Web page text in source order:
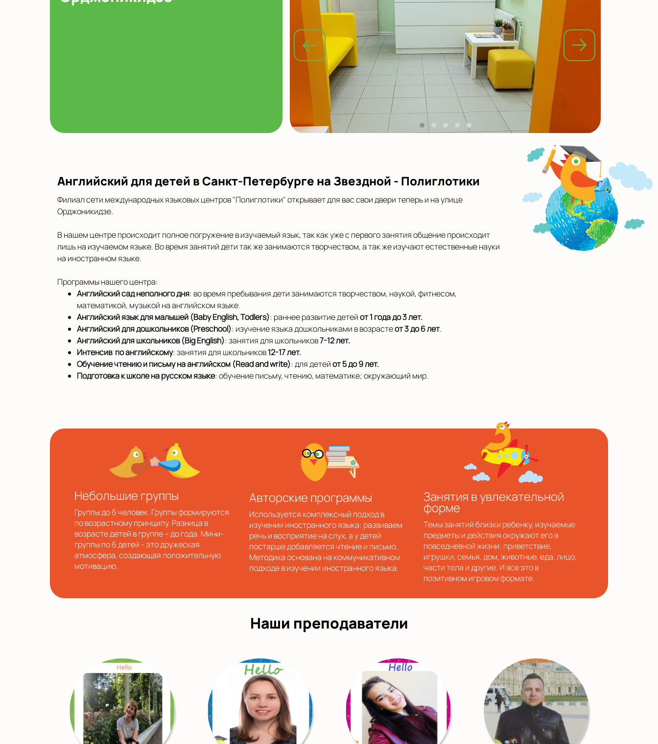
Английский для детей в Санкт-Петербурге на Звездной - Полиглотики
Филиал сети международных языковых центров "Полиглотики" открывает для вас свои двери теперь и на улице
Орджоникидзе.
В нашем центре происходит полное погружение в изучаемый язык, так как уже с первого занятия общение происходит
лишь на изучаемом языке. Во время занятий дети так же занимаются творчеством, а так же изучают естественные науки
на иностранном языке.
Программы нашего центра:
Английский сад неполного дня: во время пребывания дети занимаются творчеством, наукой, фитнесом,
математикой, музыкой на английском языке.
Английский язык для малышей (Baby English, Todlers): раннее развитие детейот 1 года до 3 лет.
Английский для дошкольников (Preschool): изучение языка дошкольниками в возрастеот 3 до 6 лет.
Английский для школьников (Big English): занятия для школьников7-12 лет.
Интенсив по английскому: занятия для школьников12-17 лет.
Обучение чтению и письму на английском (Read and write): для детейот 5 до 9 лет.
Подготовка к школе на русском языке: обучение письму, чтению, математике; окружающий мир.
Небольшие группы
Группы до 6 человек. Группы формируются
по возрастному принципу. Разница в
возрасте детей в группе – до года. Мини-
группы по 6 детей - это дружеская
атмосфера, создающая положительную
мотивацию.
Авторские программы
Используется комплексный подход в
изучении иностранного языка: развиваем
речь и восприятие на слух, а у детей
постарше добавляется чтение и письмо.
Методика основана на коммуникативном
подходе в изучении иностранного языка.
Занятия в увлекательной
форме
Темы занятий близки ребенку, изучаемые
предметы и действия окружают его в
повседневной жизни: приветствие,
игрушки, семья, дом, животные, еда, лицо,
части тела и другие. И все это в
позитивном игровом формате.
Наши преподаватели